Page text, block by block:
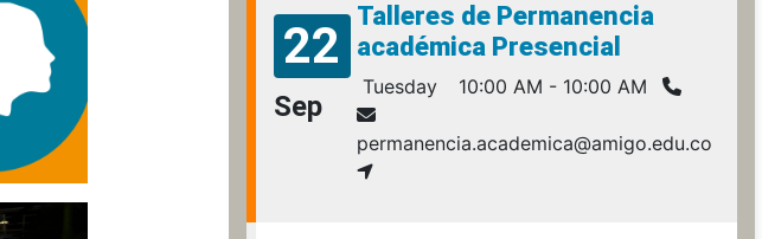
22
Sep
Talleres de Permanencia
académica Presencial
Tuesday 10:00 AM - 10:00 AM
permanencia.academica@amigo.edu.co